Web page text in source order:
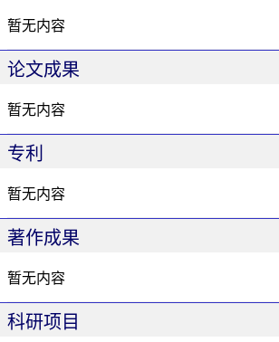
暂无内容
论文成果
暂无内容
专利
暂无内容
著作成果
暂无内容
科研项目